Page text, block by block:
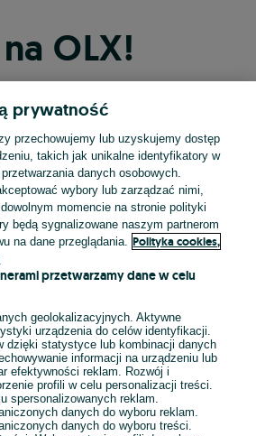
OLX!
przez Facebooka
przez konto Apple
przez konto Google
LUB
prywatność
przechowujemy lub uzyskujemy dostęp
takich jak unikalne identyfikatory w
danych osobowych.
wybory lub zarządzać nimi,
momencie na stronie polityki
będą sygnalizowane naszym partnerom
na dane przeglądania.
Polityka cookies,
przetwarzamy dane w celu
geolokalizacyjnych. Aktywne
urządzenia do celów identyfikacji.
dzięki statystyce lub kombinacji danych
informacji na urządzeniu lub
efektywności reklam. Rozwój i
profili w celu personalizacji treści.
spersonalizowanych reklam.
danych do wyboru reklam.
danych do wyboru treści.